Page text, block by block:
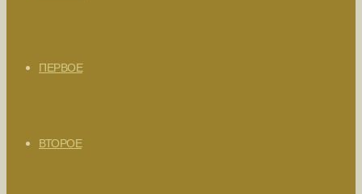
ПЕРВОЕ
ВТОРОЕ